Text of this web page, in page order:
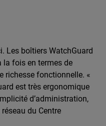
Les boîtiers WatchGuard
la fois en termes de
richesse fonctionnelle. «
est très ergonomique
d’administration,
du Centre